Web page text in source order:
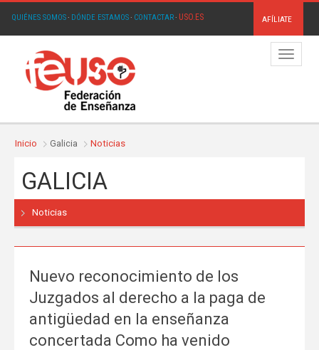
QUIÉNES SOMOS· DÓNDE ESTAMOS· CONTACTAR· USO.ES AFÍLIATE
Menú
Inicio Galicia Noticias
GALICIA
Noticias
Nuevo reconocimiento de los
Juzgados al derecho a la paga de
antigüedad en la enseñanza
concertada Como ha venido